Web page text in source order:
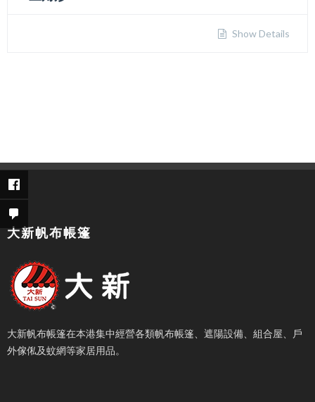
Show Details
大新帆布帳篷
大新帆布帳篷在本港集中經營各類帆布帳篷、遮陽設備、組合屋、戶
外傢俬及蚊網等家居用品。